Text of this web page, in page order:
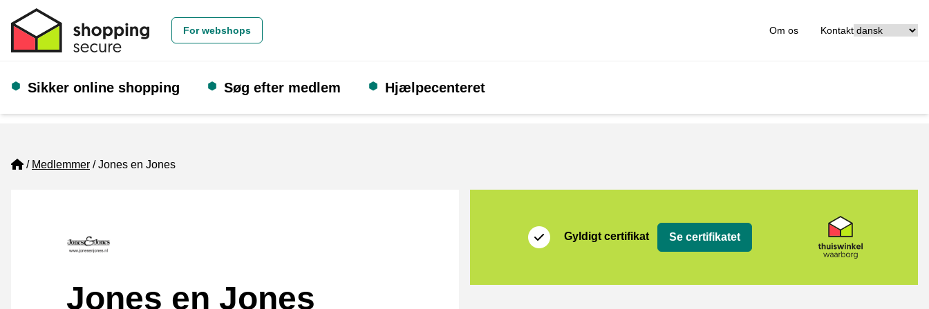
For webshops Om os Kontakt
Sikker online shopping Søg efter medlem Hjælpecenteret
Home
Medlemmer Jones en Jones
Jones en Jones
Gyldigt certifikat Se certifikatet